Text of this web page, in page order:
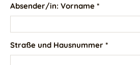
Absender/in: Vorname *
Straße und Hausnummer *